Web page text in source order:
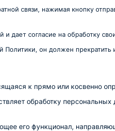
связи, нажимая кнопку
дает согласие на обработку
Политики, он должен
к прямо или косвенно
обработку
его функционал,